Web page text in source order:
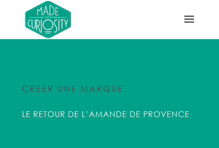
CRÉER UNE MARQUE
LE RETOUR DE L’AMANDE DE PROVENCE